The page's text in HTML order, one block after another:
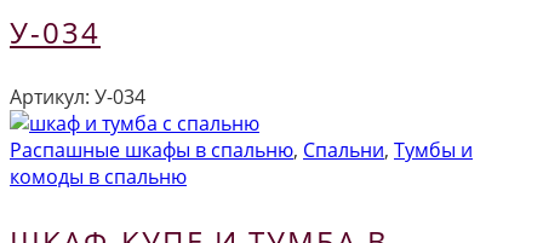
У-034
Артикул: У-034
Распашные шкафы в спальню, Спальни, Тумбы и
комоды в спальню